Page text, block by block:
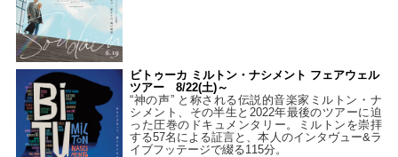
ビトゥーカ ミルトン・ナシメント フェアウェル
ツアー 8/22(土)～
“神の声” と称される伝説的音楽家ミルトン・ナ
シメント、その半生と2022年最後のツアーに迫
った圧巻のドキュメンタリー。ミルトンを崇拝
する57名による証言と、本人のインタヴュー&ラ
イブフッテージで綴る115分。